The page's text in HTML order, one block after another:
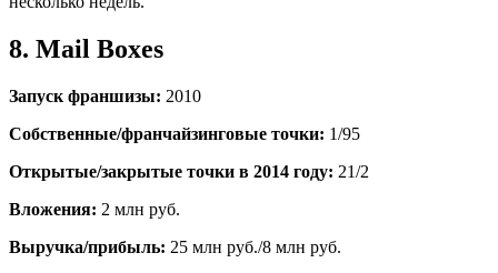
8. Mail Boxes
Запуск франшизы: 2010
Собственные/франчайзинговые точки: 1/95
Открытые/закрытые точки в 2014 году: 21/2
Вложения: 2 млн руб.
Выручка/прибыль: 25 млн руб./8 млн руб.